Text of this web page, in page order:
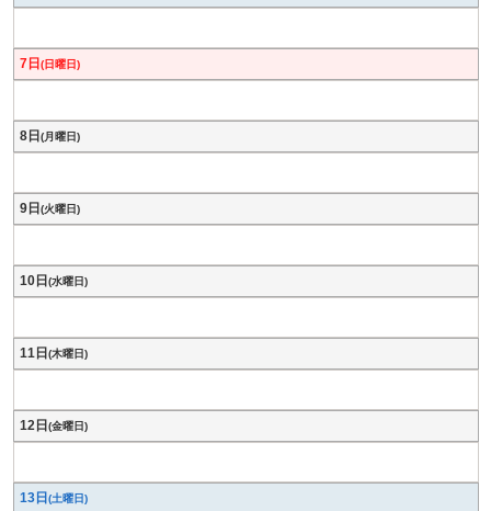
7日 (日曜日)
8日 (月曜日)
9日 (火曜日)
10日 (水曜日)
11日 (木曜日)
12日 (金曜日)
13日 (土曜日)